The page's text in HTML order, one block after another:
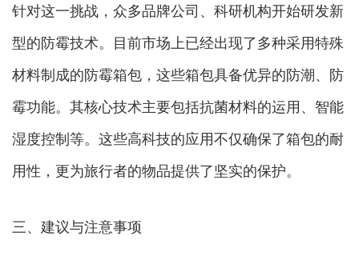
针对这一挑战，众多品牌公司、科研机构开始研发新
型的防霉技术。目前市场上已经出现了多种采用特殊
材料制成的防霉箱包，这些箱包具备优异的防潮、防
霉功能。其核心技术主要包括抗菌材料的运用、智能
湿度控制等。这些高科技的应用不仅确保了箱包的耐
用性，更为旅行者的物品提供了坚实的保护。
三、建议与注意事项